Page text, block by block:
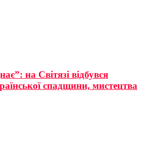
на Світязі відбувся
спадщини, мистецтва